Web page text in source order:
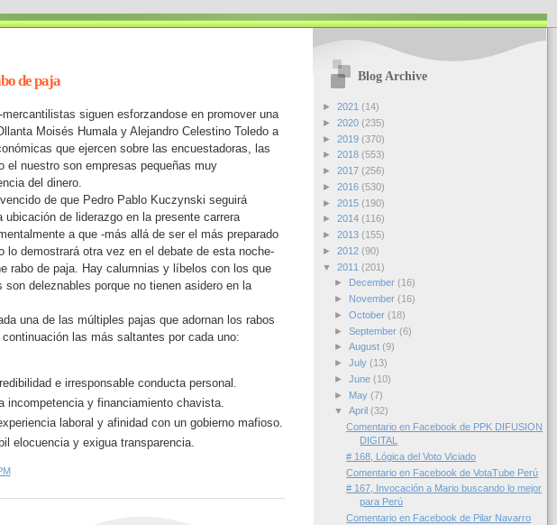
de paja
siguen esforzandose en promover una
Moisés Humala y Alejandro Celestino Toledo a
que ejercen sobre las encuestadoras, las
el nuestro son empresas pequeñas muy
del dinero.
de que Pedro Pablo Kuczynski seguirá
ubicación de liderazgo en la presente carrera
a que -más allá de ser el más preparado
lo demostrará otra vez en el debate de esta noche-
rabo de paja. Hay calumnias y líbelos con los que
deleznables porque no tienen asidero en la
una de las múltiples pajas que adornan los rabos
las más saltantes por cada uno:
e irresponsable conducta personal.
incompetencia y financiamiento chavista.
laboral y afinidad con un gobierno mafioso.
elocuencia y exigua transparencia.
Blog Archive
► 2021 (14)
► 2020 (235)
► 2019 (370)
► 2018 (553)
► 2017 (256)
► 2016 (530)
► 2015 (190)
► 2014 (116)
► 2013 (155)
► 2012 (90)
▼ 2011 (201)
►
December (16)
►
November (16)
► October (18)
► September (6)
► August (9)
► July (13)
► June (10)
►
May (7)
▼ April (32)
Comentario en Facebook de PPK DIFUSION
DIGITAL
# 168, Lógica del Voto Viciado
Comentario en Facebook de VotaTube Perú
# 167, Invocación a Mario buscando lo mejor
para Perú
Comentario en Facebook de Pilar Navarro